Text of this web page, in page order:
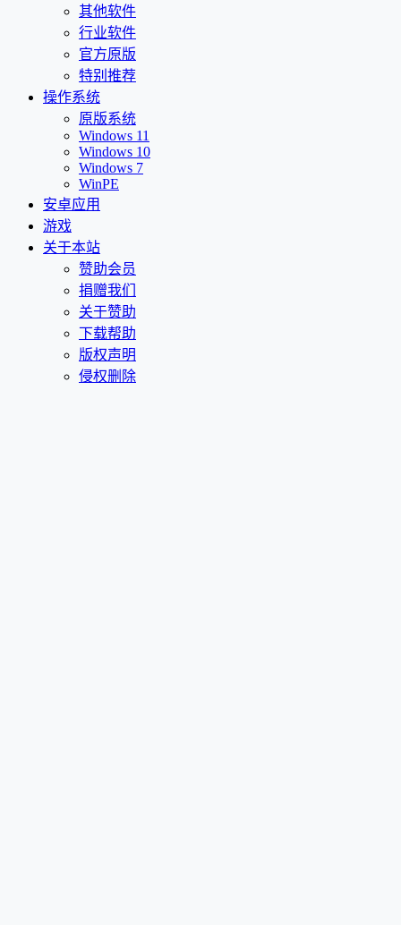
其他软件
行业软件
官方原版
特别推荐
操作系统
原版系统
Windows 11
Windows 10
Windows 7
WinPE
安卓应用
游戏
关于本站
赞助会员
捐赠我们
关于赞助
下载帮助
版权声明
侵权删除